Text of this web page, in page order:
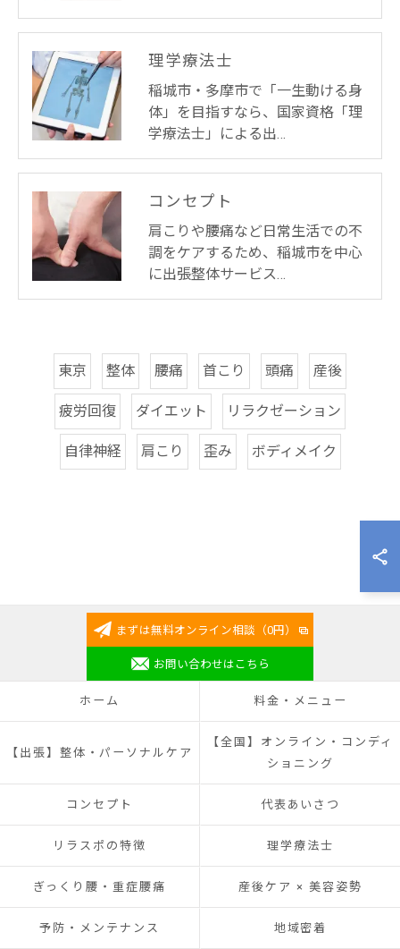
理学療法士
稲城市・多摩市で「一生動ける身
体」を目指すなら、国家資格「理
学療法士」による出…
コンセプト
肩こりや腰痛など日常生活での不
調をケアするため、稲城市を中心
に出張整体サービス…
東京 整体 腰痛 首こり 頭痛 産後
疲労回復 ダイエット リラクゼーション
自律神経 肩こり 歪み ボディメイク
まずは無料オンライン相談（0円）
お問い合わせはこちら
ホーム 料金・メニュー
【出張】整体・パーソナルケア
【全国】オンライン・コンディ
ショニング
コンセプト 代表あいさつ
リラスポの特徴 理学療法士
ぎっくり腰・重症腰痛 産後ケア × 美容姿勢
予防・メンテナンス 地域密着